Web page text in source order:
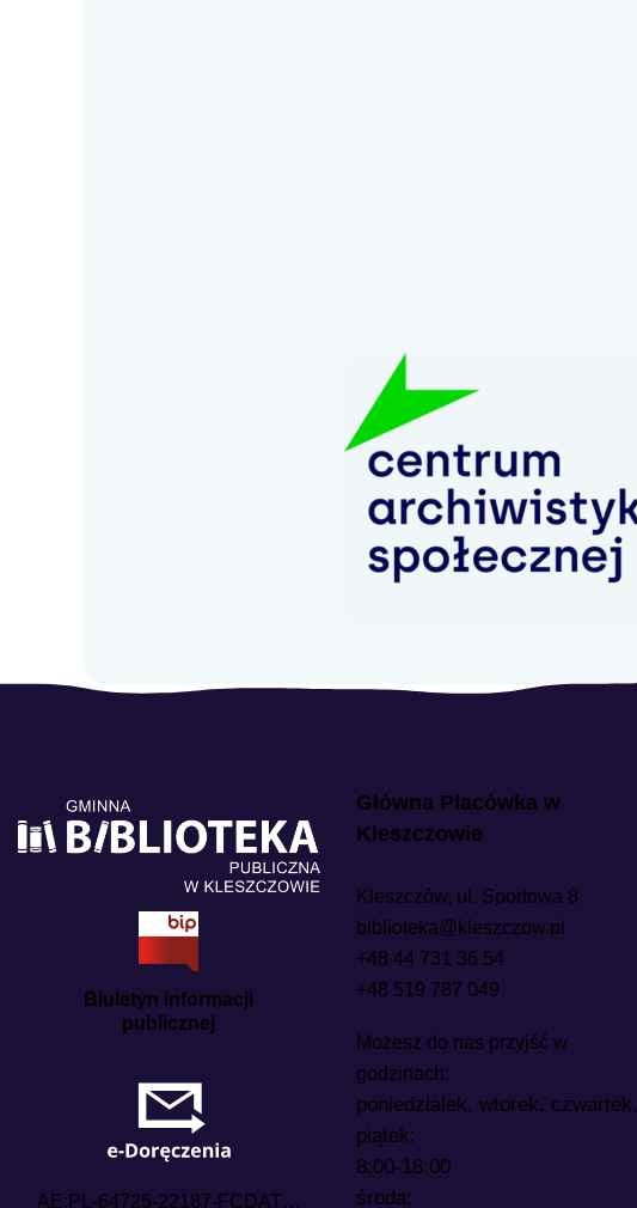
Biuletyn informacji
publicznej
Główna Placówka w
Kleszczowie
Kleszczów, ul. Sportowa 8
biblioteka@kleszczow.pl
+48 44 731 36 54
+48 519 787 049
Możesz do nas przyjść w
godzinach:
poniedziałek, wtorek, czwartek,
piątek:
8:00-18:00
środa: